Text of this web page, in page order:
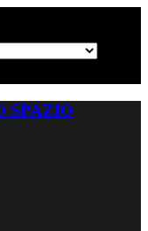
SPAZIO